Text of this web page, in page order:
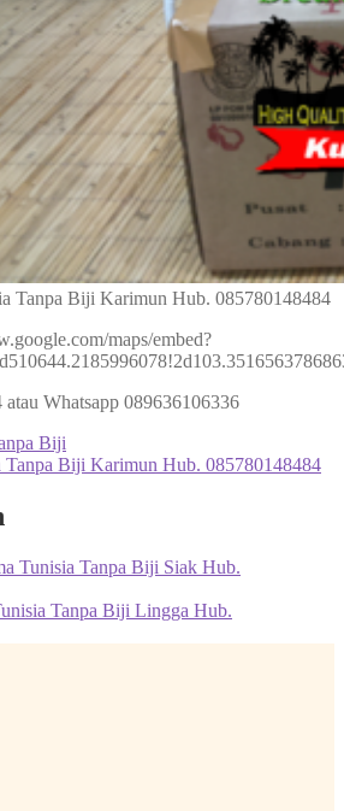
Tanpa Biji Karimun Hub. 085780148484
maps/embed?
Whatsapp 089636106336
Biji
Tanpa Biji Karimun Hub. 085780148484
Tunisia Tanpa Biji Siak Hub.
Tanpa Biji Lingga Hub.